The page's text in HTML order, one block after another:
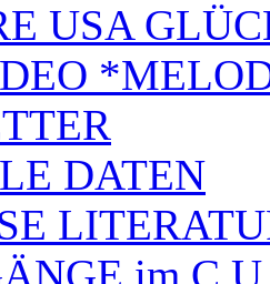
USA
DATEN